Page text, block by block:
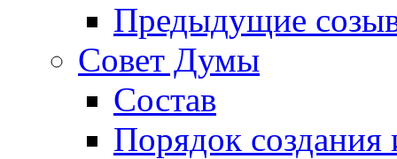
Предыдущие
Совет Думы
Состав
Порядок создания